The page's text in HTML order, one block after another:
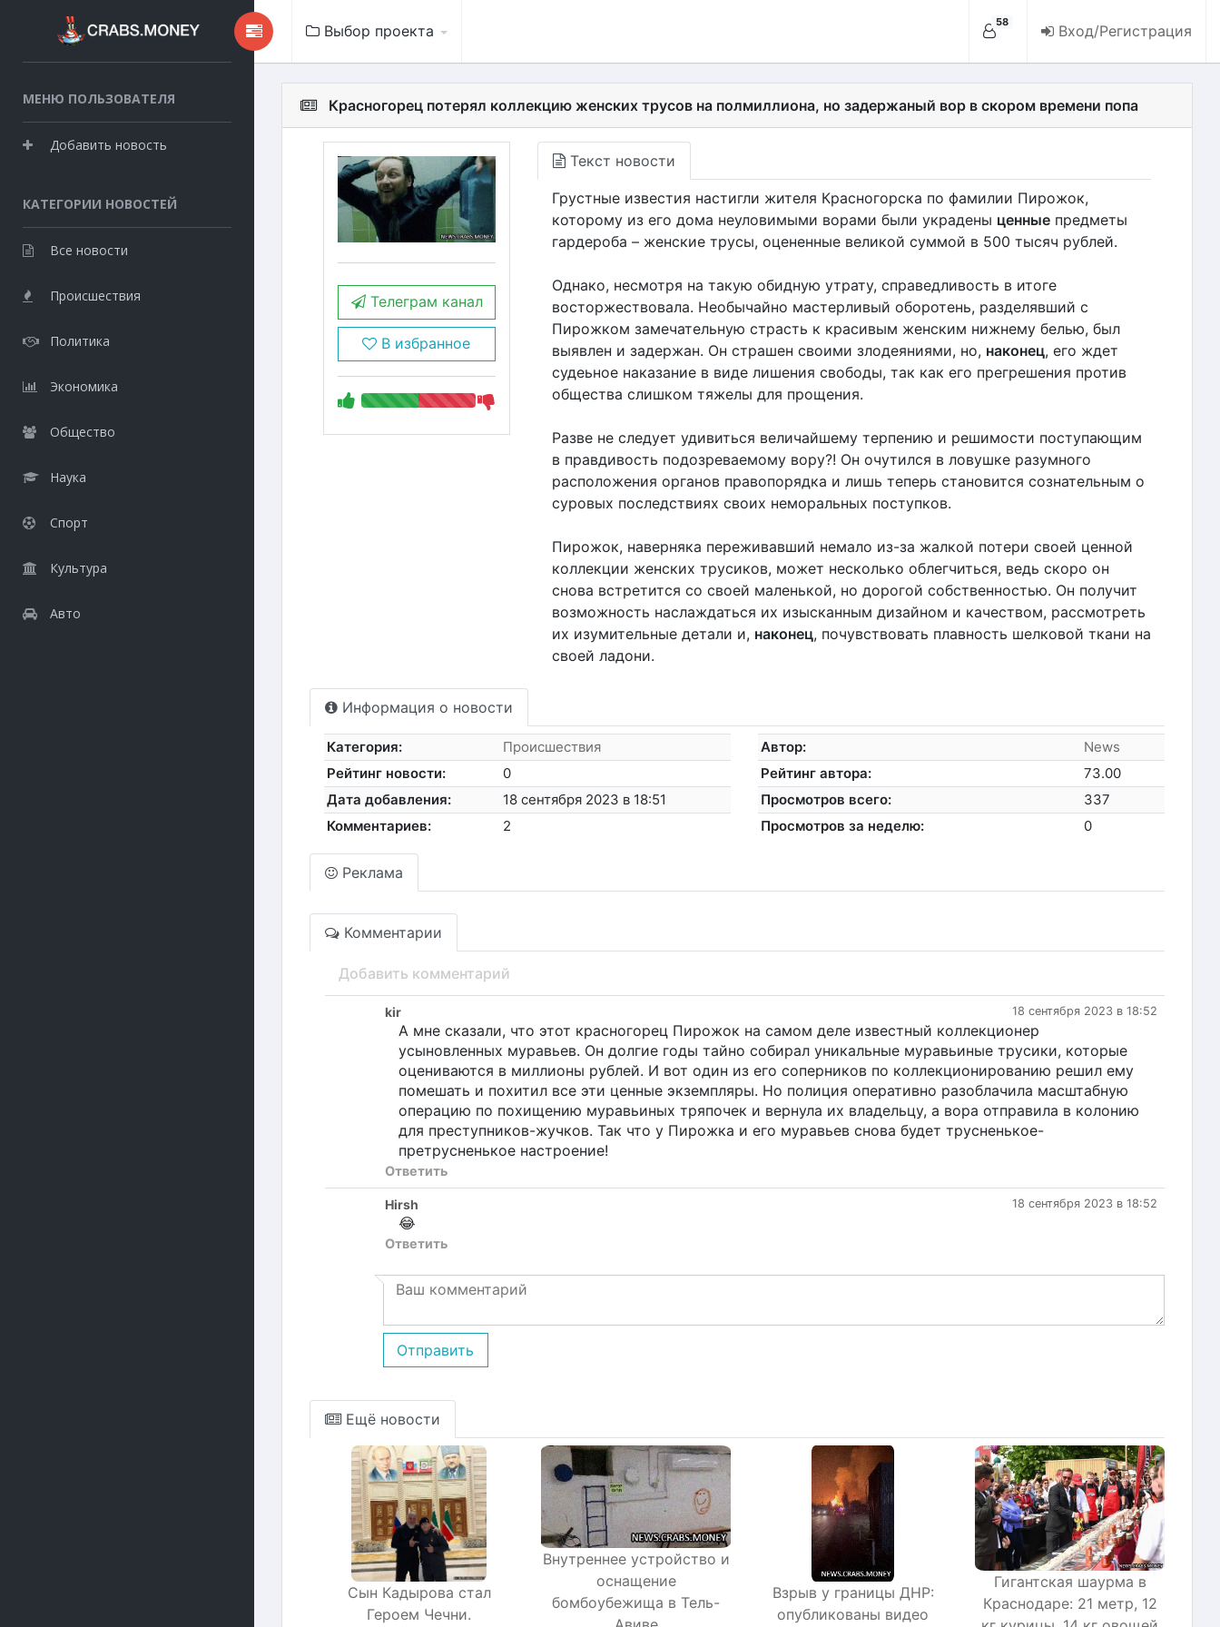
МЕНЮ ПОЛЬЗОВАТЕЛЯ
Добавить новость
КАТЕГОРИИ НОВОСТЕЙ
Все новости
Происшествия
Политика
Экономика
Общество
Наука
Спорт
Культура
Авто
Выбор проекта 58 Вход/Регистрация
Красногорец потерял коллекцию женских трусов на полмиллиона, но задержаный вор в скором времени попа
Телеграм канал
В избранное
Текст новости
Грустные известия настигли жителя Красногорска по фамилии Пирожок,
которому из его дома неуловимыми ворами были украдены ценныепредметы
гардероба – женские трусы, оцененные великой суммой в 500 тысяч рублей.
Однако, несмотря на такую обидную утрату, справедливость в итоге
восторжествовала. Необычайно мастерливый оборотень, разделявший с
Пирожком замечательную страсть к красивым женским нижнему белью, был
выявлен и задержан. Он страшен своими злодеяниями, но, наконец, его ждет
судеьное наказание в виде лишения свободы, так как его прегрешения против
общества слишком тяжелы для прощения.
Разве не следует удивиться величайшему терпению и решимости поступающим
в правдивость подозреваемому вору?! Он очутился в ловушке разумного
расположения органов правопорядка и лишь теперь становится сознательным о
суровых последствиях своих неморальных поступков.
Пирожок, наверняка переживавший немало из-за жалкой потери своей ценной
коллекции женских трусиков, может несколько облегчиться, ведь скоро он
снова встретится со своей маленькой, но дорогой собственностью. Он получит
возможность наслаждаться их изысканным дизайном и качеством, рассмотреть
их изумительные детали и, наконец, почувствовать плавность шелковой ткани на
своей ладони.
Информация о новости
Категория:
Происшествия
Рейтинг новости:
0
Дата добавления:
18 сентября 2023 в 18:51
Комментариев:
2
Автор:
News
Рейтинг автора:
73.00
Просмотров всего:
337
Просмотров за неделю:
0
Реклама
Комментарии
Добавить комментарий
18 сентября 2023 в 18:52
kir
А мне сказали, что этот красногорец Пирожок на самом деле известный коллекционер
усыновленных муравьев. Он долгие годы тайно собирал уникальные муравьиные трусики, которые
оцениваются в миллионы рублей. И вот один из его соперников по коллекционированию решил ему
помешать и похитил все эти ценные экземпляры. Но полиция оперативно разоблачила масштабную
операцию по похищению муравьиных тряпочек и вернула их владельцу, а вора отправила в колонию
для преступников-жучков. Так что у Пирожка и его муравьев снова будет трусненькое-
претрусненькое настроение!
Ответить
18 сентября 2023 в 18:52
Hirsh
😂
Ответить
Отправить
Ещё новости
Сын Кадырова стал
Героем Чечни.
Внутреннее устройство и
оснащение
бомбоубежища в Тель-
Взрыв у границы ДНР:
опубликованы видео
Гигантская шаурма в
Краснодаре: 21 метр, 12